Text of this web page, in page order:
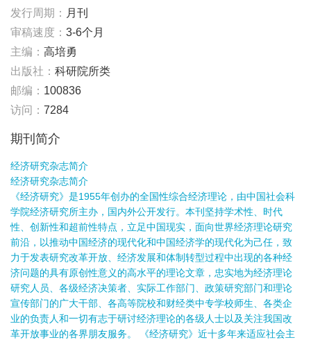
发行周期： 月刊
审稿速度： 3-6个月
主编： 高培勇
出版社： 科研院所类
邮编： 100836
访问： 7284
期刊简介
经济研究杂志简介
经济研究杂志简介
《经济研究》是1955年创办的全国性综合经济理论，由中国社会科
学院经济研究所主办，国内外公开发行。本刊坚持学术性、时代
性、创新性和超前性特点，立足中国现实，面向世界经济理论研究
前沿，以推动中国经济的现代化和中国经济学的现代化为己任，致
力于发表研究改革开放、经济发展和体制转型过程中出现的各种经
济问题的具有原创性意义的高水平的理论文章，忠实地为经济理论
研究人员、各级经济决策者、实际工作部门、政策研究部门和理论
宣传部门的广大干部、各高等院校和财经类中专学校师生、各类企
业的负责人和一切有志于研讨经济理论的各级人士以及关注我国改
革开放事业的各界朋友服务。 《经济研究》近十多年来适应社会主